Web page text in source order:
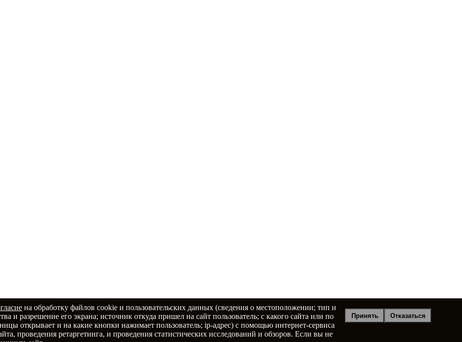
Я даюсогласие на обработку персональных данных
на обработку файлов cookie и пользовательских данных (сведения о местоположении; тип и
и разрешение его экрана; источник откуда пришел на сайт пользователь; с какого сайта или по
открывает и на какие кнопки нажимает пользователь; ip-адрес) с помощью интернет-сервиса
проведения ретаргетинга, и проведения статистических исследований и обзоров. Если вы не
Принять Отказаться